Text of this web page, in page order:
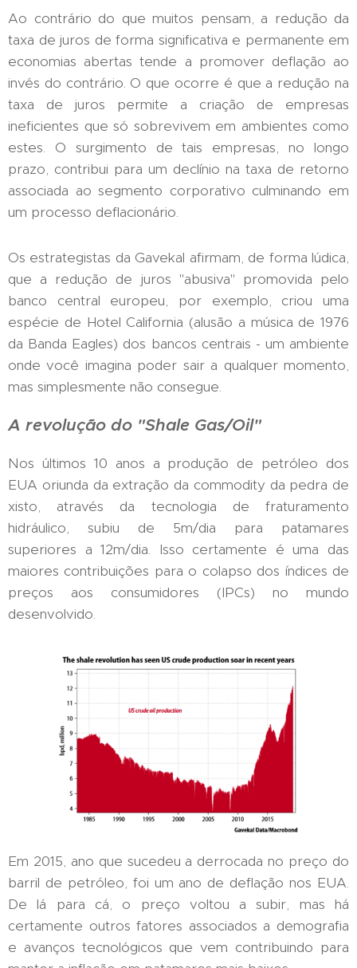
Ao contrário do que muitos pensam, a redução da
taxa de juros de forma significativa e permanente em
economias abertas tende a promover deflação ao
invés do contrário. O que ocorre é que a redução na
taxa de juros permite a criação de empresas
ineficientes que só sobrevivem em ambientes como
estes. O surgimento de tais empresas, no longo
prazo, contribui para um declínio na taxa de retorno
associada ao segmento corporativo culminando em
um processo deflacionário.
Os estrategistas da Gavekal afirmam, de forma lúdica,
que a redução de juros "abusiva" promovida pelo
banco central europeu, por exemplo, criou uma
espécie de Hotel California (alusão a música de 1976
da Banda Eagles) dos bancos centrais - um ambiente
onde você imagina poder sair a qualquer momento,
mas simplesmente não consegue.
A revolução do "Shale Gas/Oil"
Nos últimos 10 anos a produção de petróleo dos
EUA oriunda da extração da commodity da pedra de
xisto, através da tecnologia de fraturamento
hidráulico, subiu de 5m/dia para patamares
superiores a 12m/dia. Isso certamente é uma das
maiores contribuições para o colapso dos índices de
preços aos consumidores (IPCs) no mundo
desenvolvido.
Em 2015, ano que sucedeu a derrocada no preço do
barril de petróleo, foi um ano de deflação nos EUA.
De lá para cá, o preço voltou a subir, mas há
certamente outros fatores associados a demografia
e avanços tecnológicos que vem contribuindo para